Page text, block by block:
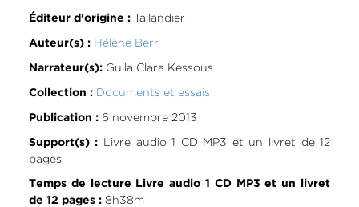
Éditeur d'origine :Tallandier
Auteur(s) : Hélène Berr
Narrateur(s):Guila Clara Kessous
Collection : Documents et essais
Publication :6 novembre 2013
Support(s) :
Livre audio 1 CD MP3 et un livret de 12
pages
Temps de lecture Livre audio 1 CD MP3 et un livret
de 12 pages :8h38m